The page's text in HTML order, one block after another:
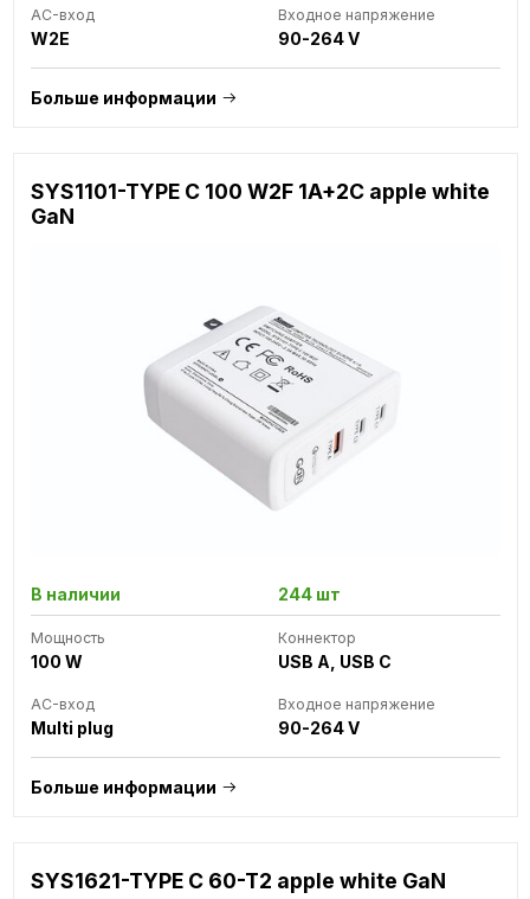
AC-вход
W2E
Входное напряжение
90-264 V
Больше информации
SYS1101-TYPE C 100 W2F 1A+2C apple white
GaN
В наличии 244 шт
Мощность
100 W
Коннектор
USB A, USB C
AC-вход
Multi plug
Входное напряжение
90-264 V
Больше информации
SYS1621-TYPE C 60-T2 apple white GaN